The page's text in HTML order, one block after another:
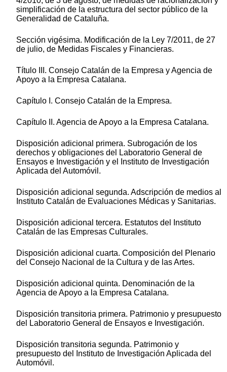
simplificación de la estructura del sector público de la
Generalidad de Cataluña.
Sección vigésima. Modificación de la Ley 7/2011, de 27
de julio, de Medidas Fiscales y Financieras.
Título III. Consejo Catalán de la Empresa y Agencia de
Apoyo a la Empresa Catalana.
Capítulo I. Consejo Catalán de la Empresa.
Capítulo II. Agencia de Apoyo a la Empresa Catalana.
Disposición adicional primera. Subrogación de los
derechos y obligaciones del Laboratorio General de
Ensayos e Investigación y el Instituto de Investigación
Aplicada del Automóvil.
Disposición adicional segunda. Adscripción de medios al
Instituto Catalán de Evaluaciones Médicas y Sanitarias.
Disposición adicional tercera. Estatutos del Instituto
Catalán de las Empresas Culturales.
Disposición adicional cuarta. Composición del Plenario
del Consejo Nacional de la Cultura y de las Artes.
Disposición adicional quinta. Denominación de la
Agencia de Apoyo a la Empresa Catalana.
Disposición transitoria primera. Patrimonio y presupuesto
del Laboratorio General de Ensayos e Investigación.
Disposición transitoria segunda. Patrimonio y
presupuesto del Instituto de Investigación Aplicada del
Automóvil.